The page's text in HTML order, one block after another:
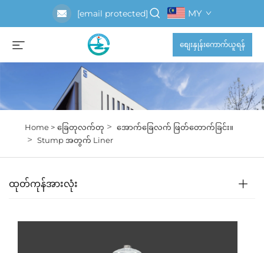
[email protected] MY
စျေးနှုန်းကောက်ယူရန်
Home > ခြေတုလက်တု > အောက်ခြေလက် ဖြတ်တောက်ခြင်း။
> Stump အတွက် Liner
ထုတ်ကုန်အားလုံး